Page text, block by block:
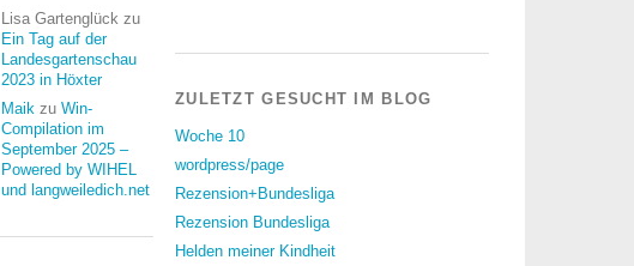
Lisa Gartenglück zu
Ein Tag auf der
Landesgartenschau
2023 in Höxter
Maik zu Win-
Compilation im
September 2025 –
Powered by WIHEL
und langweiledich.net
ZULETZT GESUCHT IM BLOG
Woche 10
wordpress/page
Rezension+Bundesliga
Rezension Bundesliga
Helden meiner Kindheit